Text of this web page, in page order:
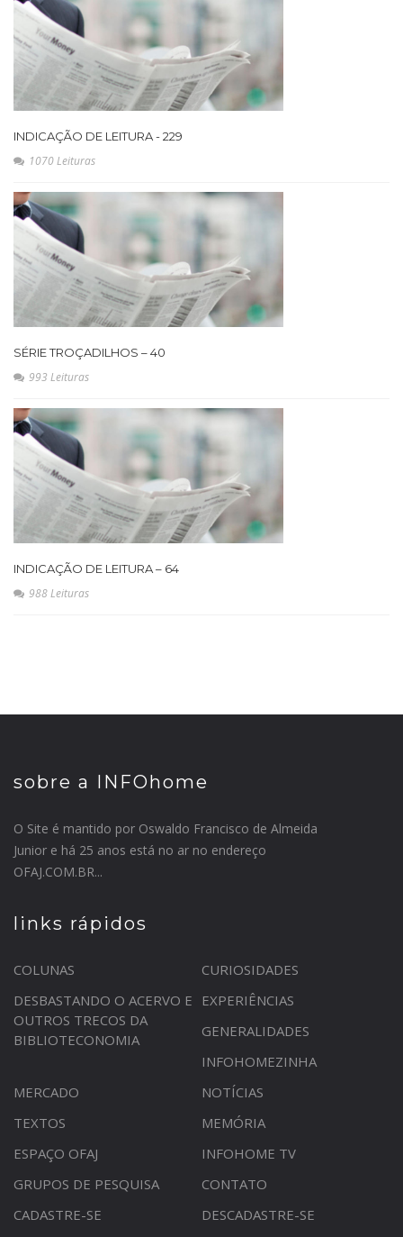
INDICAÇÃO DE LEITURA - 229
1070 Leituras
SÉRIE TROÇADILHOS – 40
993 Leituras
INDICAÇÃO DE LEITURA – 64
988 Leituras
sobre a INFOhome
O Site é mantido por Oswaldo Francisco de Almeida
Junior e há 25 anos está no ar no endereço
OFAJ.COM.BR...
links rápidos
COLUNAS
CURIOSIDADES
DESBASTANDO O ACERVO E
OUTROS TRECOS DA
BIBLIOTECONOMIA
EXPERIÊNCIAS
GENERALIDADES
INFOHOMEZINHA
MERCADO
NOTÍCIAS
TEXTOS
MEMÓRIA
ESPAÇO OFAJ
INFOHOME TV
GRUPOS DE PESQUISA
CONTATO
CADASTRE-SE
DESCADASTRE-SE